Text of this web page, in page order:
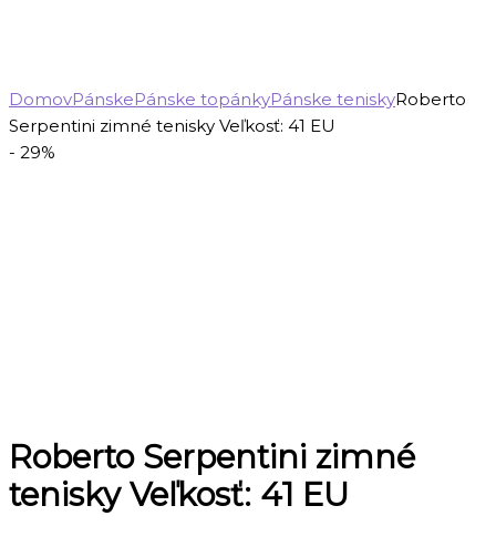
DomovPánskePánske topánkyPánske teniskyRoberto
Serpentini zimné tenisky Veľkosť: 41 EU
- 29%
Roberto Serpentini zimné
tenisky Veľkosť: 41 EU